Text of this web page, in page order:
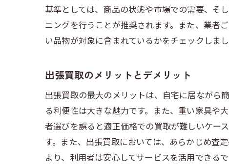
基準としては、商品の状態や市場での需要、そ
ニングを行うことが推奨されます。また、業者
い品物が対象に含まれているかをチェックしま
出張買取のメリットとデメリット
出張買取の最大のメリットは、自宅に居ながら
る利便性は大きな魅力です。また、重い家具や
者選びを誤ると適正価格での買取が難しいケー
す。また、出張買取においては、あらかじめ査
より、利用者は安心してサービスを活用できるで